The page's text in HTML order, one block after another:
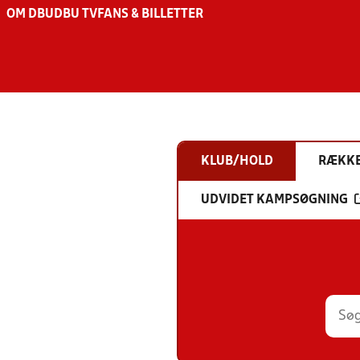
OM DBU DBU TV FANS & BILLETTER
KLUB/HOLD
UDVIDET KAMPSØGNING